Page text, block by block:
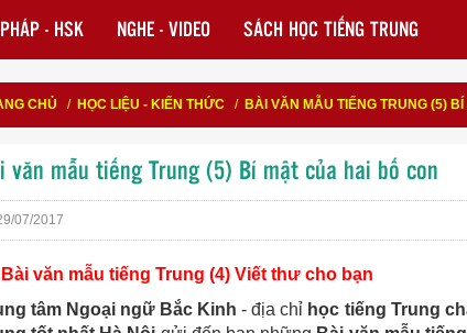
PHÁP - HSK NGHE - VIDEO SÁCH HỌC TIẾNG TRUNG
CHỦ / HỌC LIỆU - KIẾN THỨC/ BÀI VĂN MẪU TIẾNG TRUNG (5)
văn mẫu tiếng Trung (5) Bí mật của hai bố con
07/2017
Bài văn mẫu tiếng Trung (4) Viết thư cho bạn
tâm Ngoại ngữ Bắc Kinh - địa chỉ học tiếng Trung